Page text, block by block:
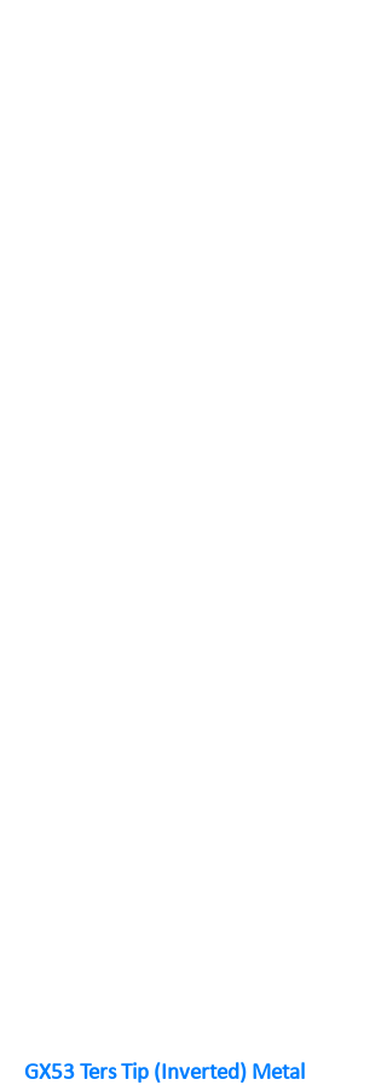
GX53 Ters Tip (Inverted) Metal